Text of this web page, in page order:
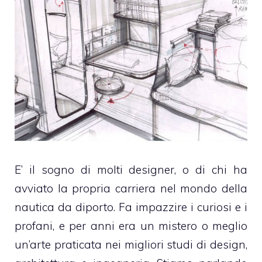
E’ il sogno di molti designer, o di chi ha
avviato la propria carriera nel mondo della
nautica da diporto. Fa impazzire i curiosi e i
profani, e per anni era un mistero o meglio
un’arte praticata nei migliori studi di design,